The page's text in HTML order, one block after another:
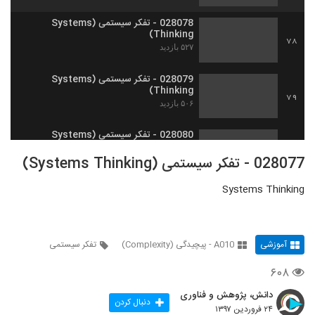
78
028078 - تفکر سیستمی (Systems
Thinking)
۵۲۷ بازدید
79
028079 - تفکر سیستمی (Systems
Thinking)
۵۰۶ بازدید
028080 - تفکر سیستمی (Systems
۵۴۲ بازدید
028082 - تفکر سیستمی (Systems
028077 - تفکر سیستمی (Systems Thinking)
Systems Thinking
آموزشی A010 - پیچیدگی (Complexity) تفکر سیستمی
۶۰۸
دانش، پژوهش و فناوری
۲۴ فروردین ۱۳۹۷ دنبال کردن